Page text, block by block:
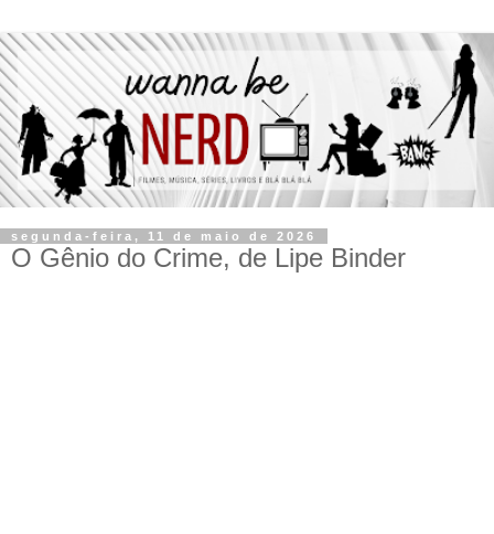
segunda-feira, 11 de maio de 2026
O Gênio do Crime, de Lipe Binder